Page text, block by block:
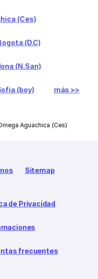
(Ces)
(D.C)
(N.San)
(boy) más >>
Aguachica (Ces)
Sitemap
de Privacidad
frecuentes